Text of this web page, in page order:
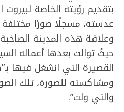
بتقديم رؤيته الخاصة لبيروت
عدسته، مسجلًا صورًا مختلفة
وعلاقة هذه المدينة الصاخبة
حيثُ توالت بعدها أعماله
القصيرة التي انشغل فيها
ومشاكسته للصورة، تلك
والتي ولت”.